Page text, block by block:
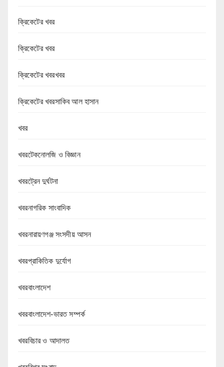
ক্রিকেটের খবর
ক্রিকেটের খবর
ক্রিকেটের খবরখবর
ক্রিকেটের খবরসাকিব আল হাসান
খবর
খবরটেকনোলজি ও বিজ্ঞান
খবরট্রেন দুর্ঘটনা
খবরনাগরিক সাংবাদিক
খবরনারায়ণগঞ্জ সংসদীয় আসন
খবরপ্রাকিতিক দুর্যোগ
খবরবাংলাদেশ
খবরবাংলাদেশ-ভারত সম্পর্ক
খবরবিচার ও আদালত